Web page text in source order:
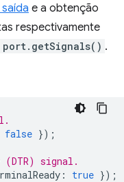
e a obtenção
respectivamente
port.getSignals() .
false });
(DTR) signal.
: true });